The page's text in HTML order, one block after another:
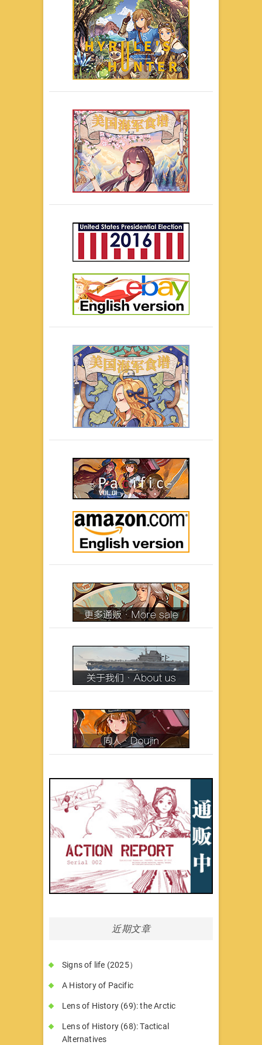
近期文章
Signs of life (2025）
A History of Pacific
Lens of History (69): the Arctic
Lens of History (68): Tactical
Alternatives